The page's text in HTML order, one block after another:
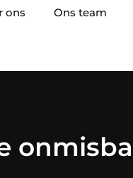
ons Ons team